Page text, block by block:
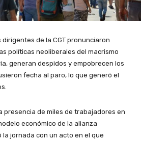
dirigentes de la CGT pronunciaron
políticas neoliberales del macrismo
generan despidos y empobrecen los
fecha al paro, lo que generó el
presencia de miles de trabajadores en
económico de la alianza
la jornada con un acto en el que